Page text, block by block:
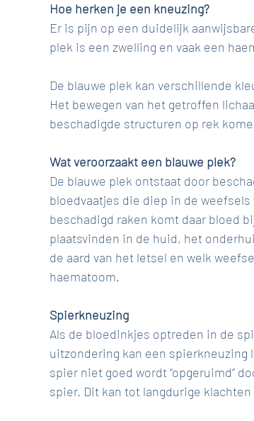
Hoe herken je een kneuzing?
Er is pijn op een duidelijk
plek is een zwelling en vaak een
De blauwe plek kan verschillende
Het bewegen van het getroffen
beschadigde structuren op rek
Wat veroorzaakt een blauwe plek?
De blauwe plek ontstaat door
bloedvaatjes die diep in de
beschadigd raken komt daar bloed
plaatsvinden in de huid, het
de aard van het letsel en welk
haematoom.
Spierkneuzing
Als de bloedinkjes optreden in de
uitzondering kan een spierkneuzing
spier niet goed wordt “opgeruimd”
spier. Dit kan tot langdurige